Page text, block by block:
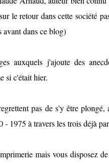
le retour dans cette société
dans ce blog)
auxquels j'ajoute des
si c'était hier.
pas de s'y être plongé,
- 1975 à travers les trois déjà
mais vous disposez